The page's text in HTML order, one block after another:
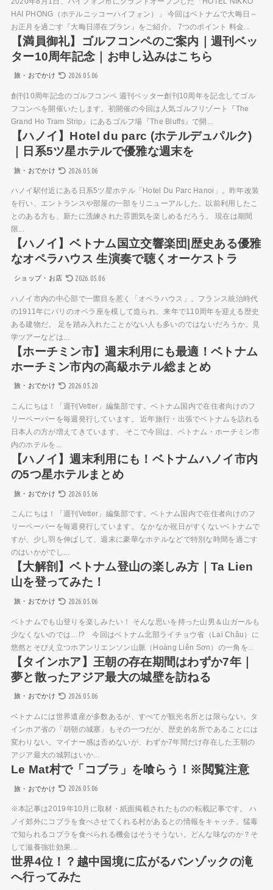
HAI PHONG（ホテルニッコーハイフォン）」 今回はベトナムで大晦日～
お正月を過ごす『大晦日滞在プラン』をご紹介。 7つのポイント 料金...
【満員御礼】ゴルフコンペのご案内｜週刊ベッ
ター10周年記念｜お申し込みはこちら
旅・おでかけ 2026.05.06
創刊10周年記念のゴルフコンペ 週刊ベッター創刊10周年を記念してゴル
フコンペを開催いたします。初開催の今回は人気ゴルフリゾート『The
Grand Ho Tram Strip』にあるゴルフ場『The Bluffs』で開...
【ハノイ】Hotel du parc (ホテルデュパルク)
｜日系5ツ星ホテルで優雅な週末を
旅・おでかけ 2026.05.06
ハノイ駅付近にある日系5ツ星ホテル「Hotel Du Parc Hanoi」。昨年改装
を行い、エントランスや部屋の一部をリニューアルした。以前利用したこ
とのある方も、新たに洗練された雰囲気を楽しめるだろう。 現在は期間
限...
【ハノイ】ベトナム国立交響楽団|歴史ある優雅
なオペラハウス 生演奏で聴くオーケストラ
ショップ・お店 2026.05.06
ハノイ市内の中心部で一際目を惹く「オペラハウス」。フランス統治時代
の1911年にパリのオペラ座を模して造られ、来年で110周年を迎える歴史
ある建物だ。 足を踏み入れたことがない人も多いのではないだろうか。見
学ツアーなどは...
【ホーチミン市】週末利用にも最適！ベトナム
ホーチミン市内の高級ホテル総まとめ
旅・おでかけ 2026.05.20
こんにちは！「週刊Vetter」編集部です。ベトナム国内で在住者向けのフ
リーペーパーを毎週発行しています。 近年旅行・出張でベトナムを訪れる
日本人の方が増えてきています。 そこで今回は、ベトナム・ホーチミン市
内のホテルを...
【ハノイ】週末利用にも！ベトナムハノイ市内
の5つ星ホテルまとめ
旅・おでかけ 2026.05.06
こんにちは！「週刊Vetter」編集部です。ベトナム国内で在住者向けのフ
リーペーパーを毎週発行しています。 なかなか祝日がすくないベトナムで
すが、少し羽を伸ばして、週末に豪華なホテルなどで特別な時間を過ごす
のはいかがでし...
【大解剖】ベトナム登山の楽しみ方｜Ta Lien
山を登ってみた！
旅・おでかけ 2026.05.06
ベトナムでも山登りを楽しみたい！ そんな思いを持った山男＆山ガールも
少なくないのでは…!? 今回はベトナム北部ライチョウ省（Lai Châu）に
悠然とそびえ立つホアンリエンソン山脈（Hoàng Liên Sơn）の一角を...
【タインホア】王朝の存在期間はわずか7年｜
夢と散ったアジア最大の城壁を訪ねる
旅・おでかけ 2026.05.06
ベトナムには世界遺産が多数あるが、すべてが観光名所とは限らない。タ
インホア省の「胡朝の城塞」もその一つだが、歴史的名所であることには
変わりない。マイナー感は否めないが、わずか7年間だけ存在した王朝の
アジア最大の城郭はいか...
Le Mat村で「コブラ」を喰らう！※閲覧注意
旅・おでかけ 2026.05.06
※本記事は2019年10月に取材・紙面掲載されたものの転載記事です。 ハ
ノイ郊外にコブラを食べさせてくれる村があるとの情報をキャッチ。猛毒
で知られるコブラを食べられる機会はそうそうない。どんな味なのか？そ
して滋養強壮効果...
世界4位！？越中国境に広がるバンゾックの滝
へ行ってみた